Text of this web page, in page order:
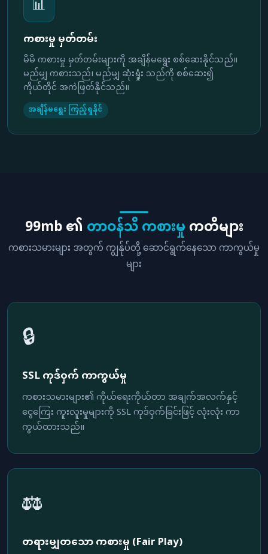
📊
ကစားမှု မှတ်တမ်း
မိမိ ကစားမှု မှတ်တမ်းများကို အချိန်မရွေး စစ်ဆေးနိုင်သည်။
မည်မျှ ကစားသည်၊ မည်မျှ ဆုံးရှုံး သည်ကို စစ်ဆေး၍
ကိုယ်တိုင် အကဲဖြတ်နိုင်သည်။
အချိန်မရွေး ကြည့်ရှုနိုင်
99mb ၏တာဝန်သိ ကစားမှုကတိများ
ကစားသမားများ အတွက် ကျွန်ုပ်တို့ ဆောင်ရွက်နေသော ကာကွယ်မှု
များ
🔒
SSL ကုဒ်ဝှက် ကာကွယ်မှု
ကစားသမားများ၏ ကိုယ်ရေးကိုယ်တာ အချက်အလက်နှင့်
ငွေကြေး ကူးလူးမှုများကို SSL ကုဒ်ဝှက်ခြင်းဖြင့် လုံးလုံး ကာ
ကွယ်ထားသည်။
⚖️
တရားမျှတသော ကစားမှု (Fair Play)